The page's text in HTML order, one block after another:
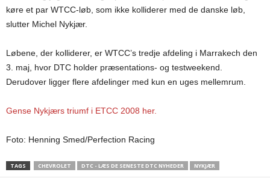
køre et par WTCC-løb, som ikke kolliderer med de danske løb,
slutter Michel Nykjær.
Løbene, der kolliderer, er WTCC’s tredje afdeling i Marrakech den
3. maj, hvor DTC holder præsentations- og testweekend.
Derudover ligger flere afdelinger med kun en uges mellemrum.
Gense Nykjærs triumf i ETCC 2008 her.
Foto: Henning Smed/Perfection Racing
TAGS CHEVROLET DTC - LÆS DE SENESTE DTC NYHEDER NYKJÆR